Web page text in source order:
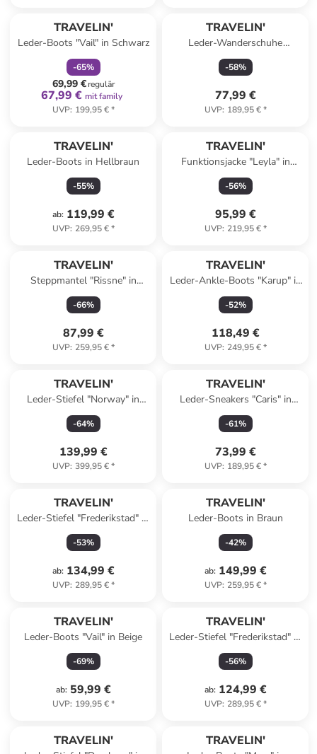
TRAVELIN'
Leder-Boots "Vail" in Schwarz
-65%
69,99 €regulär
67,99 € mit family
UVP: 199,95 €*
TRAVELIN'
Leder-Wanderschuhe
"Tervola" in Hellbraun
-58%
77,99 €
UVP: 189,95 €*
TRAVELIN'
Leder-Boots in Hellbraun
-55%
ab: 119,99 €
UVP: 269,95 €*
TRAVELIN'
Funktionsjacke "Leyla" in
Beige
-56%
95,99 €
UVP: 219,95 €*
TRAVELIN'
Steppmantel "Rissne" in
Dunkelblau
-66%
87,99 €
UVP: 259,95 €*
TRAVELIN'
Leder-Ankle-Boots "Karup" in
Hellbraun
-52%
118,49 €
UVP: 249,95 €*
TRAVELIN'
Leder-Stiefel "Norway" in
Braun
-64%
139,99 €
UVP: 399,95 €*
TRAVELIN'
Leder-Sneakers "Caris" in
Weiß/ Beige
-61%
73,99 €
UVP: 189,95 €*
TRAVELIN'
Leder-Stiefel "Frederikstad" in
Braun
-53%
ab: 134,99 €
UVP: 289,95 €*
TRAVELIN'
Leder-Boots in Braun
-42%
ab: 149,99 €
UVP: 259,95 €*
TRAVELIN'
Leder-Boots "Vail" in Beige
-69%
ab: 59,99 €
UVP: 199,95 €*
TRAVELIN'
Leder-Stiefel "Frederikstad" in
Hellbraun
-56%
ab: 124,99 €
UVP: 289,95 €*
TRAVELIN' TRAVELIN'